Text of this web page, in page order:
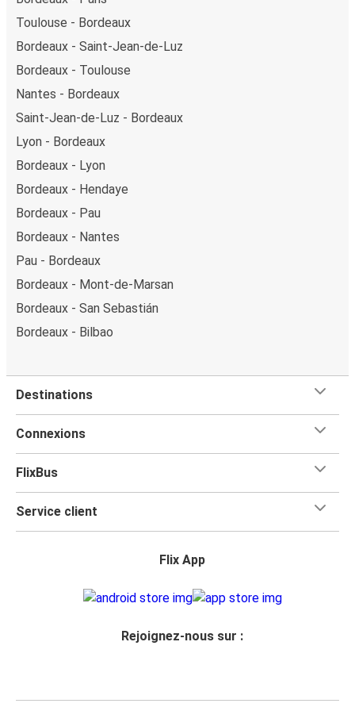
Toulouse - Bordeaux
Bordeaux - Saint-Jean-de-Luz
Bordeaux - Toulouse
Nantes - Bordeaux
Saint-Jean-de-Luz - Bordeaux
Lyon - Bordeaux
Bordeaux - Lyon
Bordeaux - Hendaye
Bordeaux - Pau
Bordeaux - Nantes
Pau - Bordeaux
Bordeaux - Mont-de-Marsan
Bordeaux - San Sebastián
Bordeaux - Bilbao
Destinations
Connexions
FlixBus
Service client
Flix App
Rejoignez-nous sur :